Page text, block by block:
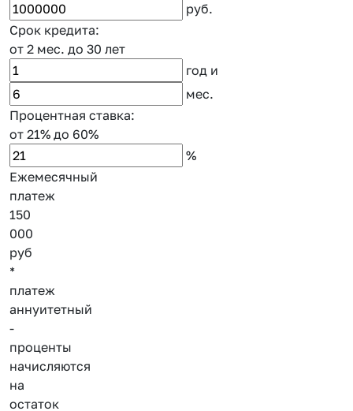
руб.
Срок кредита:
от 2 мес. до 30 лет
год и
мес.
Процентная ставка:
от 21% до 60%
%
Ежемесячный
платеж
150
000
руб
*
платеж
аннуитетный
-
проценты
начисляются
на
остаток